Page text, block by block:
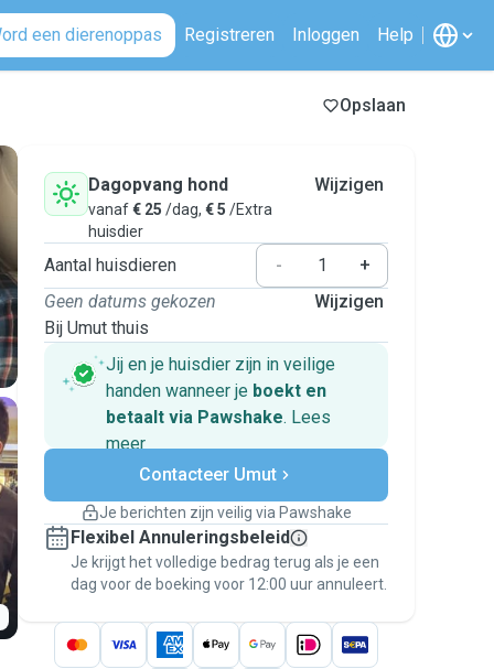
een dierenoppas Registreren Inloggen Help
Opslaan
Dagopvang hond
vanaf€ 25 /dag, € 5 /Extra
huisdier
Wijzigen
Aantal huisdieren -
+
Geen datums gekozen
Bij Umut thuis
Wijzigen
Jij en je huisdier zijn in veilige
handen wanneer je boekt en
betaalt via Pawshake. Lees
meer
Veilig betalen
Hulp als plannen veranderen
Regel alles via Pawshake — van eerste
bericht tot betaling — en geniet van de
Pawshake Garantie.
Contacteer Umut
Je berichten zijn veilig via Pawshake
Flexibel Annuleringsbeleid
Je krijgt het volledige bedrag terug als je een
dag voor de boeking voor 12:00 uur annuleert.